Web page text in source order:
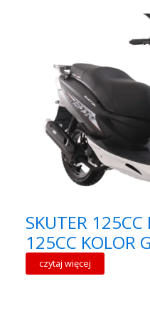
SKUTER
125CC KOLOR
czytaj więcej